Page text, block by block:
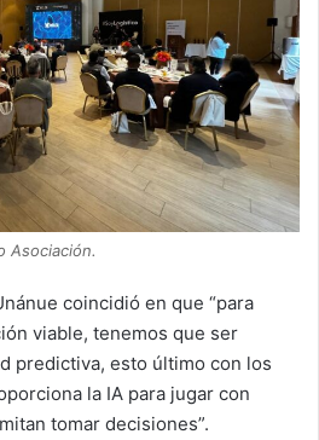
Asociación.
coincidió en que “para
viable, tenemos que ser
predictiva, esto último con los
la IA para jugar con
tomar decisiones”.